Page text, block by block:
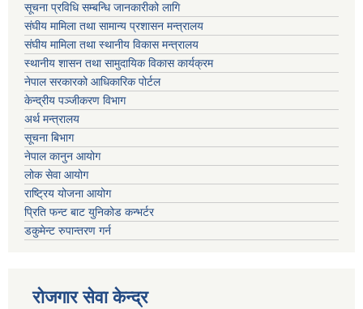
सूचना प्रविधि सम्बन्धि जानकारीको लागि
संघीय मामिला तथा सामान्य प्रशासन मन्त्रालय
संघीय मामिला तथा स्थानीय विकास मन्त्रालय
स्थानीय शासन तथा सामुदायिक विकास कार्यक्रम
नेपाल सरकारको आधिकारिक पोर्टल
केन्द्रीय पञ्जीकरण विभाग
अर्थ मन्त्रालय
सूचना बिभाग
नेपाल कानुन आयोग
लोक सेवा आयोग
राष्ट्रिय योजना आयोग
प्रिति फन्ट बाट युनिकोड कन्भर्टर
डकुमेन्ट रुपान्तरण गर्न
रोजगार सेवा केन्द्र